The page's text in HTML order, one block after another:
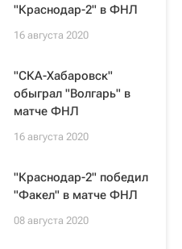
"Краснодар-2" в ФНЛ
16 августа 2020
"СКА-Хабаровск"
обыграл "Волгарь" в
матче ФНЛ
16 августа 2020
"Краснодар-2" победил
"Факел" в матче ФНЛ
08 августа 2020